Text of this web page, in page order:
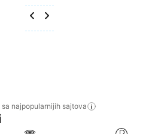
najpopularnijih sajtova